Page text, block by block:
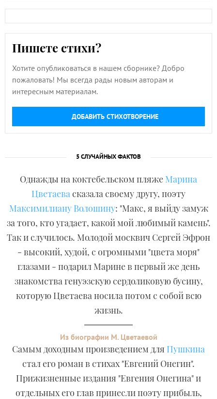
Пишете стихи?
Хотите опубликоваться в нашем сборнике? Добро
пожаловать! Мы всегда рады новым авторам и
интересным материалам.
ДОБАВИТЬ СТИХОТВОРЕНИЕ
5 СЛУЧАЙНЫХ ФАКТОВ
Однажды на коктебельском пляже Марина
Цветаевасказала своему другу, поэту
Максимилиану Волошину: "Макс, я выйду замуж
за того, кто угадает, какой мой любимый камень".
Так и случилось. Молодой москвич Сергей Эфрон
- высокий, худой, с огромными "цвета моря"
глазами - подарил Марине в первый же день
знакомства генуэзскую сердоликовую бусину,
которую Цветаева носила потом с собой всю
жизнь.
Из биографии М. Цветаевой
Самым доходным произведением для Пушкина
стал его роман в стихах "Евгений Онегин".
Прижизненные издания "Евгения Онегина" и
отдельных его глав принесли поэту прибыль,